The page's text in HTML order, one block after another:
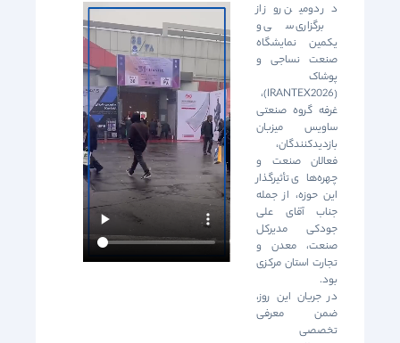
در دومین روز از
برگزاری سی و
یکمین نمایشگاه
صنعت نساجی و
پوشاک
(IRANTEX2026)،
غرفه گروه صنعتی
ساویس میزبان
بازدیدکنندگان،
فعالان صنعت و
چهره‌های تأثیرگذار
این حوزه، از جمله
جناب آقای علی
جودکی مدیرکل
صنعت، معدن و
تجارت استان مرکزی
بود.
در جریان این روز،
ضمن معرفی
تخصصی